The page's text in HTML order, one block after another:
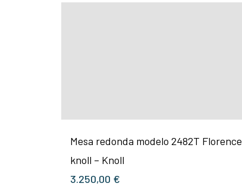
Mesa redonda modelo 2482T Florence
knoll – Knoll
3.250,00 €